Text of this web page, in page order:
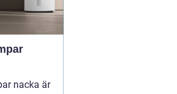
nacka är